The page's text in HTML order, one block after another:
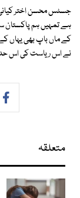
جسٹس محسن اختر کیانی
ہے تمہیں ہم پاکستان
کے ماں باپ بھی یہاں
نے اس ریاست کی اس
متعلقہ